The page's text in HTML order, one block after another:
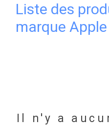
Liste des
marque Apple
Il n'y a